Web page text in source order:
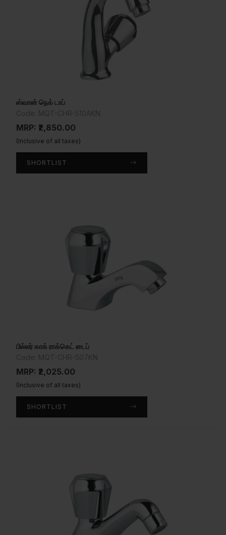
ஸ்வான் நெக் டாப்
MRP: ₹2,850.00
(Inclusive of all taxes)
SHORTLIST
பில்லர் காக் ராக்கெட் டைப்
MRP: ₹2,025.00
(Inclusive of all taxes)
SHORTLIST